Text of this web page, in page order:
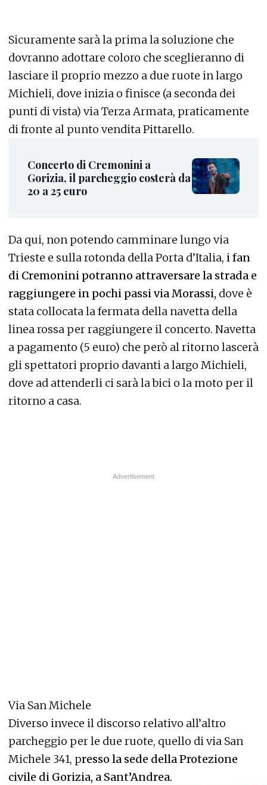
Sicuramente sarà la prima la soluzione che
dovranno adottare coloro che sceglieranno di
lasciare il proprio mezzo a due ruote in largo
Michieli, dove inizia o finisce (a seconda dei
punti di vista) via Terza Armata, praticamente
di fronte al punto vendita Pittarello.
Concerto di Cremonini a
Gorizia, il parcheggio costerà da
20 a 25 euro
Da qui, non potendo camminare lungo via
Trieste e sulla rotonda della Porta d’Italia, i fan
di Cremonini potranno attraversare la strada e
raggiungere in pochi passi via Morassi, dove è
stata collocata la fermata della navetta della
linea rossa per raggiungere il concerto. Navetta
a pagamento (5 euro) che però al ritorno lascerà
gli spettatori proprio davanti a largo Michieli,
dove ad attenderli ci sarà la bici o la moto per il
ritorno a casa.
Via San Michele
Diverso invece il discorso relativo all’altro
parcheggio per le due ruote, quello di via San
Michele 341, presso la sede della Protezione
civile di Gorizia, a Sant’Andrea.